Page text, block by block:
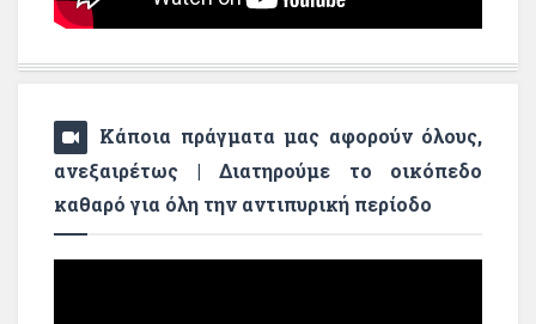
Κάποια πράγματα μας αφορούν όλους,
ανεξαιρέτως | Διατηρούμε το οικόπεδο
καθαρό για όλη την αντιπυρική περίοδο